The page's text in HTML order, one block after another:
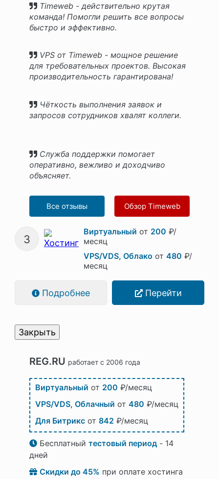
Timeweb - действительно крутая
команда! Помогли решить все вопросы
быстро и эффективно.
VPS от Timeweb - мощное решение
для требовательных проектов. Высокая
производительность гарантирована!
Чёткость выполнения заявок и
запросов сотрудников хвалят коллеги.
Служба поддержки помогает
оперативно, вежливо и доходчиво
объясняет.
Все отзывы Обзор Timeweb
3
Виртуальный от 200 ₽/
месяц
VPS/VDS, Облако от 480 ₽/
месяц
Подробнее Перейти
Закрыть
REG.RU работает с 2006 года
Виртуальный от 200 ₽/месяц
VPS/VDS, Облачный от 480 ₽/месяц
Для Битрикс от 842 ₽/месяц
Бесплатный тестовый период - 14
дней
Скидки до 45% при оплате хостинга